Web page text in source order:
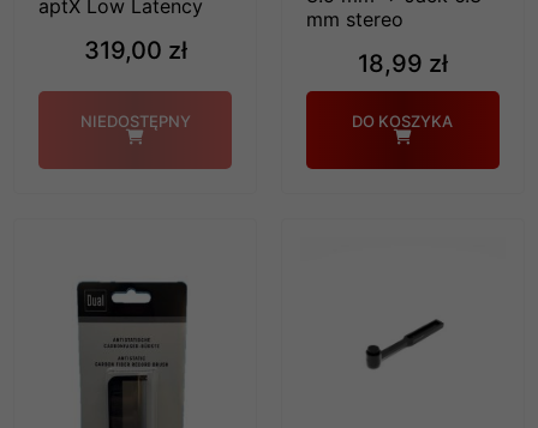
aptX Low Latency
319,00 zł
mm stereo
18,99 zł